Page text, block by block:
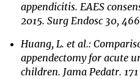
appendicitis. EAES
2015. Surg Endosc 30,
Huang, L. et al.:
appendectomy for acute
children. Jama Pedatr.